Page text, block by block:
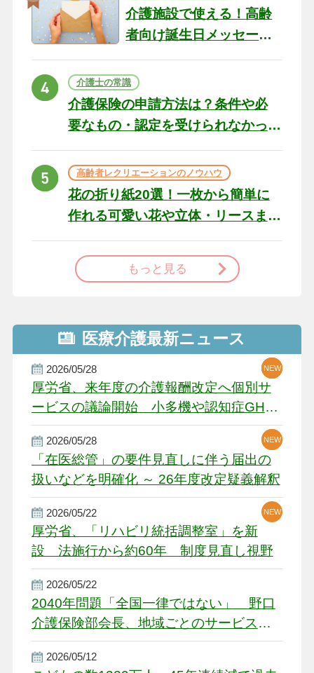
介護施設で使える！高齢
者向け誕生日メッセージ
ト
介護士の常識
介護保険の申請方法は？条件や必
要なもの・認定を受けられなかっ
高齢者レクリエーションのノウハウ
花の折り紙20選！一枚から簡単に
作れる可愛い花や立体・リースま
もっと見る
医療介護最新ニュース
2026/05/28
厚労省、来年度の介護報酬改定へ個別サ
ービスの議論開始 小多機や認知症GH、
厳しい経営環境に危機感
NEW
NEW
NEW
2026/05/28
「在医総管」の要件見直しに伴う届出の
扱いなどを明確化 ～ 26年度改定疑義解釈
NEW
NEW
2026/05/22
厚労省、「リハビリ統括調整室」を新
設 法施行から約60年 制度見直し視野
NEW
2026/05/22
2040年問題「全国一律ではない」 野口
介護保険部会長、地域ごとのサービス基
盤整備を促す
2026/05/12